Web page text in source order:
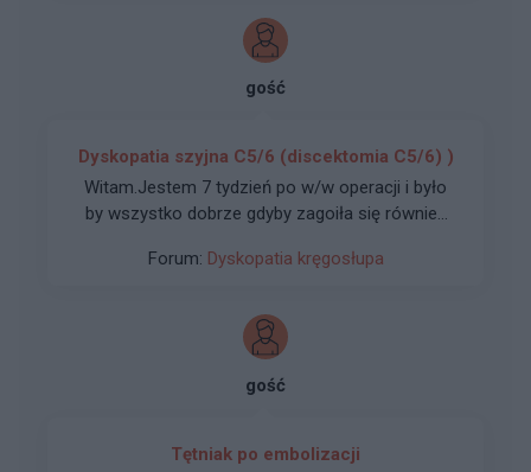
gość
Dyskopatia szyjna C5/6 (discektomia C5/6) )
Witam.Jestem 7 tydzień po w/w operacji i było
by wszystko dobrze gdyby zagoiła się również
usunięciu szwów lekarz wyczyścił i miało być
wrażenie że w szyi coś tkwi.
Forum: Dyskopatia kręgosłupa
gość
Tętniak po embolizacji